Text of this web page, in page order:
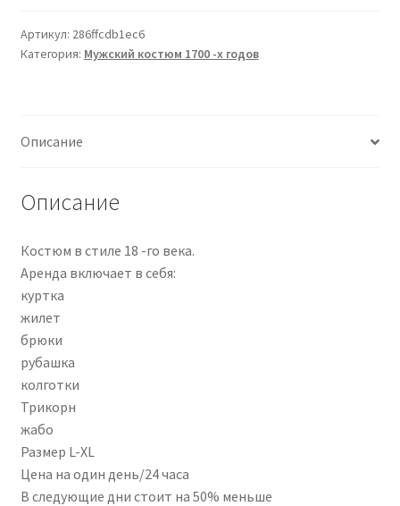
ALVISE
XL/XXL
Артикул: 286ffcdb1ec6
Категория: Мужский костюм 1700 -х годов
Описание
Описание
Костюм в стиле 18 -го века.
Аренда включает в себя:
куртка
жилет
брюки
рубашка
колготки
Трикорн
жабо
Размер L-XL
Цена на один день/24 часа
В следующие дни стоит на 50% меньше